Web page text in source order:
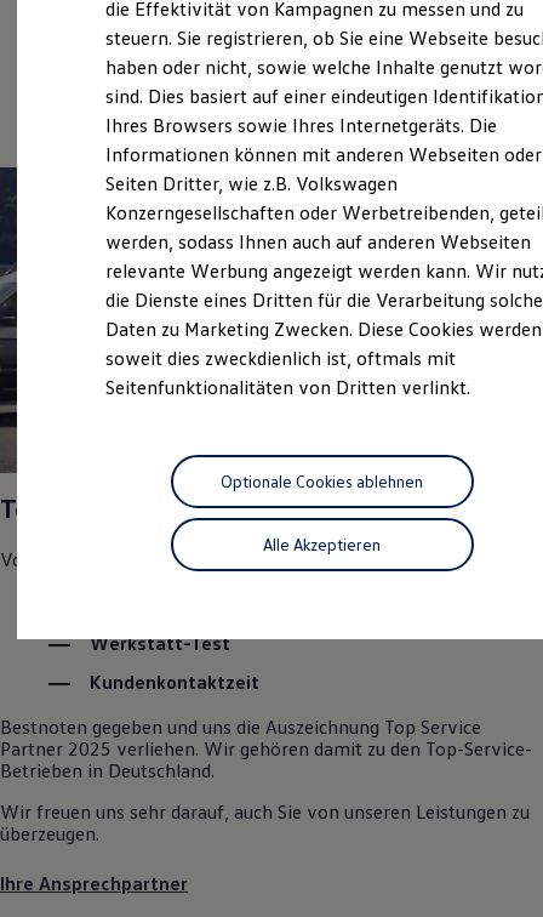
Fleet Interface Data
Multistop Pathfinder
Übersicht Software Updates
Hilfreiches für Besitzer
Fahrerassistenz- und Sicherheitssysteme
Kontrollleuchten
Kurzfahrprofile und Ölverdünnung
Batterieverordnung
XTL-Dieselkraftstoff
Ersatzteile und Betriebsflüssigkeiten
Original Zubehör und Lifestyle Produkte
myVolkswagen Business
Elektrisch & Autonom
Elektro - & Hybridfahrzeuge
Klimafreundlicher Strom
Ladezeitensimulator
Ladelösungen für Privatkunden
Ladelösungen für Gewerbekunden
Wallbox und Ladekabel
Bidirektionales Laden
Förderung & Kosten der Elektrofahrzeuge
Kostensimulator
Autonomes Fahren
Mehr zum ID. Buzz
California Welt
California Club
California Magazin & Ratgeber
Ratgeber
California App
California Lifestyle & Zubehör
Überblick
Service
Top Service Partner 2025
Volkswagen Nutzfahrzeuge
hat uns in den Bereichen
Werkstatt-Test
Kundenkontaktzeit
Bestnoten gegeben und uns die Auszeichnung Top Service
Partner 2025 verliehen. Wir gehören damit zu den Top-Service-
Betrieben in Deutschland.
Wir freuen uns sehr darauf, auch Sie von unseren Leistungen zu
überzeugen.
Ihre Ansprechpartner
die Effektivität von Kampagnen zu messen und zu
steuern. Sie registrieren, ob Sie eine Webseite
haben oder nicht, sowie welche Inhalte genutzt
sind. Dies basiert auf einer eindeutigen
Ihres Browsers sowie Ihres Internetgeräts. Die
Informationen können mit anderen Webseiten oder
Seiten Dritter, wie z.B. Volkswagen
Konzerngesellschaften oder Werbetreibenden,
werden, sodass Ihnen auch auf anderen Webseiten
relevante Werbung angezeigt werden kann. Wir
die Dienste eines Dritten für die Verarbeitung
Daten zu Marketing Zwecken. Diese Cookies
soweit dies zweckdienlich ist, oftmals mit
Seitenfunktionalitäten von Dritten verlinkt.
Alle Akzeptieren
Optionale Cookies ablehnen